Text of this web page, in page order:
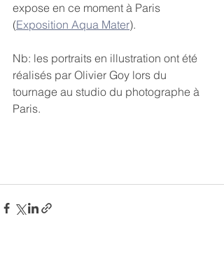
expose en ce moment à Paris
(Exposition Aqua Mater).
Nb: les portraits en illustration ont été
réalisés par Olivier Goy lors du
tournage au studio du photographe à
Paris.